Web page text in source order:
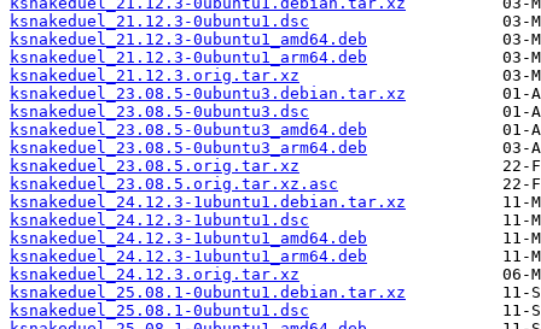
ksnakeduel_21.12.3-0ubuntu1.dsc
ksnakeduel_21.12.3-0ubuntu1_amd64.deb
ksnakeduel_21.12.3-0ubuntu1_arm64.deb
ksnakeduel_21.12.3.orig.tar.xz
ksnakeduel_23.08.5-0ubuntu3.debian.tar.xz
ksnakeduel_23.08.5-0ubuntu3.dsc
ksnakeduel_23.08.5-0ubuntu3_amd64.deb
ksnakeduel_23.08.5-0ubuntu3_arm64.deb
ksnakeduel_23.08.5.orig.tar.xz
ksnakeduel_23.08.5.orig.tar.xz.asc
ksnakeduel_24.12.3-1ubuntu1.debian.tar.xz
ksnakeduel_24.12.3-1ubuntu1.dsc
ksnakeduel_24.12.3-1ubuntu1_amd64.deb
ksnakeduel_24.12.3-1ubuntu1_arm64.deb
ksnakeduel_24.12.3.orig.tar.xz
ksnakeduel_25.08.1-0ubuntu1.debian.tar.xz
ksnakeduel_25.08.1-0ubuntu1.dsc